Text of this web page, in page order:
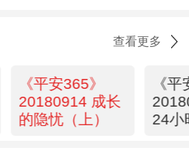
查看更多
《平安365》
20180914 成长
的隐忧（上）
《
24小